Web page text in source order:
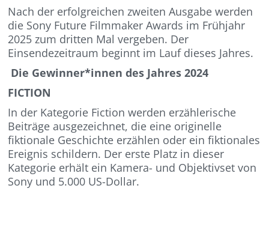
Nach der erfolgreichen zweiten Ausgabe werden
die Sony Future Filmmaker Awards im Frühjahr
2025 zum dritten Mal vergeben. Der
Einsendezeitraum beginnt im Lauf dieses Jahres.
Die Gewinner*innen des Jahres 2024
FICTION
In der Kategorie Fiction werden erzählerische
Beiträge ausgezeichnet, die eine originelle
fiktionale Geschichte erzählen oder ein fiktionales
Ereignis schildern. Der erste Platz in dieser
Kategorie erhält ein Kamera- und Objektivset von
Sony und 5.000 US-Dollar.